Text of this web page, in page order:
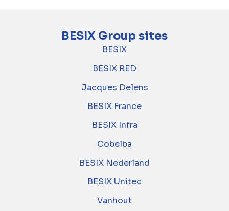
BESIX Group sites
BESIX
BESIX RED
Jacques Delens
BESIX France
BESIX Infra
Cobelba
BESIX Nederland
BESIX Unitec
Vanhout